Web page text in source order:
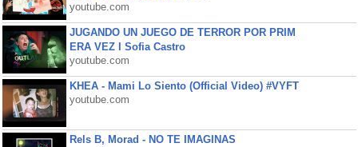
youtube.com
JUGANDO UN JUEGO DE TERROR POR PRIM
ERA VEZ l Sofia Castro
youtube.com
KHEA - Mami Lo Siento (Official Video) #VYFT
youtube.com
Rels B, Morad - NO TE IMAGINAS